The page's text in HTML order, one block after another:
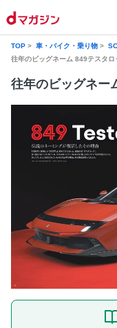
TOP 車・バイク・乗り物
往年のビッグネーム 849テスタロ
往年のビッグネー